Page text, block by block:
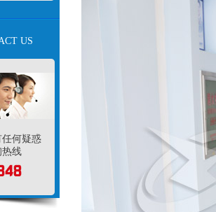
US
何疑惑
热线